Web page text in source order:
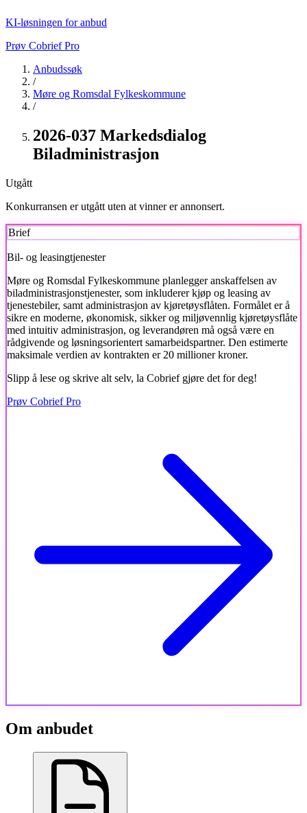
KI-løsningen for anbud
Prøv Cobrief Pro
Anbudssøk
/
Møre og Romsdal Fylkeskommune
/
2026-037 Markedsdialog
Biladministrasjon
Utgått
Konkurransen er utgått uten at vinner er annonsert.
Brief
Bil- og leasingtjenester
Møre og Romsdal Fylkeskommune planlegger anskaffelsen av
biladministrasjonstjenester, som inkluderer kjøp og leasing av
tjenestebiler, samt administrasjon av kjøretøysflåten. Formålet er å
sikre en moderne, økonomisk, sikker og miljøvennlig kjøretøysflåte
med intuitiv administrasjon, og leverandøren må også være en
rådgivende og løsningsorientert samarbeidspartner. Den estimerte
maksimale verdien av kontrakten er 20 millioner kroner.
Slipp å lese og skrive alt selv, la Cobrief gjøre det for deg!
Prøv Cobrief Pro
Om anbudet